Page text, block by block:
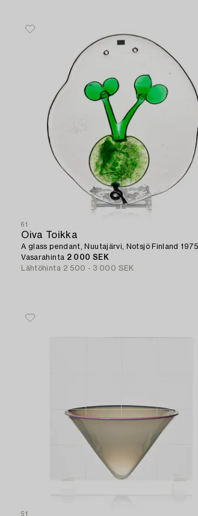
61
Oiva Toikka
A glass pendant, Nuutajärvi, Notsjö Finland
Vasarahinta 2 000 SEK
Lähtöhinta 2 500 - 3 000 SEK
51